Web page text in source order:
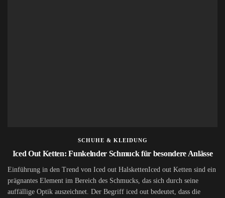
SCHUHE & KLEIDUNG
Iced Out Ketten: Funkelnder Schmuck für besondere Anlässe
Einführung in den Trend von Iced out HalskettenIced out Ketten sind ein
prägnantes Element im Bereich des Schmucks, das sich durch seine
auffällige Optik auszeichnet. Der Begriff iced out bedeutet, dass die